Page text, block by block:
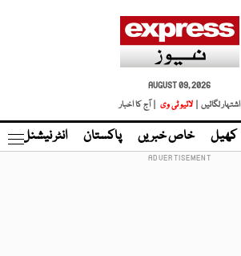
AUGUST 09, 2026
اشتہار لگائیں |
لائیو ٹی وی | آج کا اخبار
کھیل خاص خبریں پاکستان انٹر نیشنل